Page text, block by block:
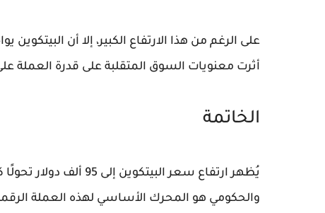
أثرت معنويات السوق المتقلبة على قدرة العملة
الخاتمة
يُظهر ارتفاع سعر
والحكومي هو المحرك الأساسي لهذه العملة